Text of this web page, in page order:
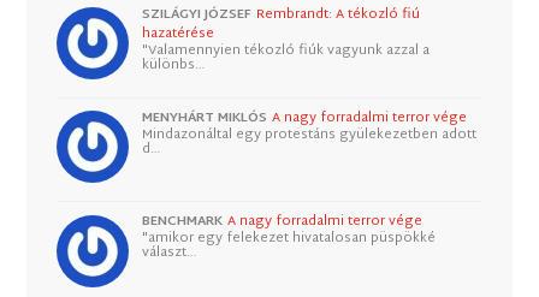
SZILÁGYI JÓZSEF Rembrandt: A tékozló fiú
hazatérése
"Valamennyien tékozló fiúk vagyunk azzal a
különbs…
MENYHÁRT MIKLÓS A nagy forradalmi terror vége
Mindazonáltal egy protestáns gyülekezetben adott
d…
BENCHMARK A nagy forradalmi terror vége
"amikor egy felekezet hivatalosan püspökké
választ…